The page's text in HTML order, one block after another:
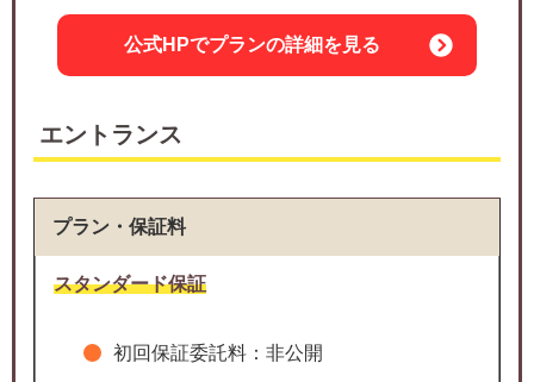
公式HPでプランの詳細を見る
エントランス
プラン・保証料
スタンダード保証
初回保証委託料：非公開